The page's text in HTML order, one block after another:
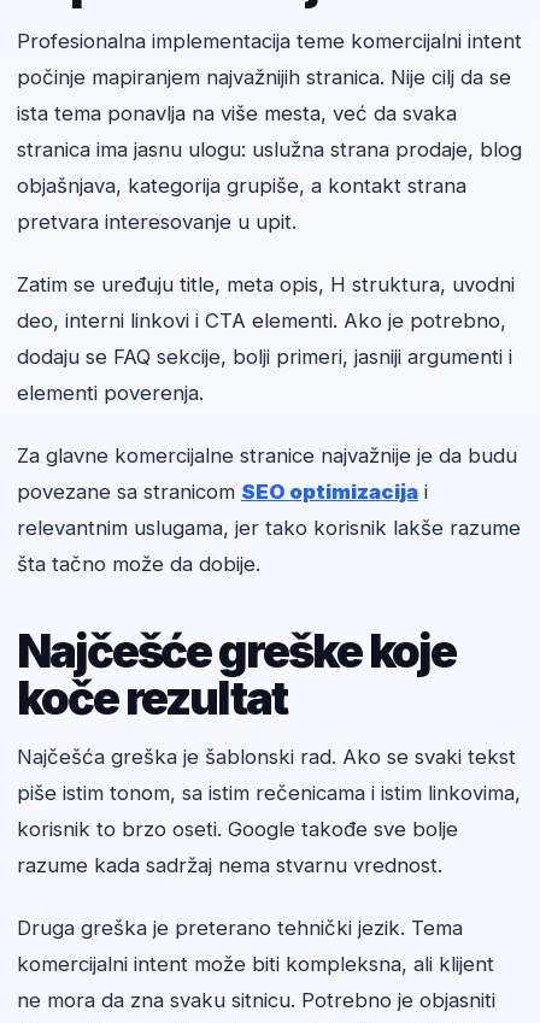
Profesionalna implementacija teme komercijalni intent
počinje mapiranjem najvažnijih stranica. Nije cilj da se
ista tema ponavlja na više mesta, već da svaka
stranica ima jasnu ulogu: uslužna strana prodaje, blog
objašnjava, kategorija grupiše, a kontakt strana
pretvara interesovanje u upit.
Zatim se uređuju title, meta opis, H struktura, uvodni
deo, interni linkovi i CTA elementi. Ako je potrebno,
dodaju se FAQ sekcije, bolji primeri, jasniji argumenti i
elementi poverenja.
Za glavne komercijalne stranice najvažnije je da budu
povezane sa stranicom SEO optimizacija i
relevantnim uslugama, jer tako korisnik lakše razume
šta tačno može da dobije.
Najčešće greške koje
koče rezultat
Najčešća greška je šablonski rad. Ako se svaki tekst
piše istim tonom, sa istim rečenicama i istim linkovima,
korisnik to brzo oseti. Google takođe sve bolje
razume kada sadržaj nema stvarnu vrednost.
Druga greška je preterano tehnički jezik. Tema
komercijalni intent može biti kompleksna, ali klijent
ne mora da zna svaku sitnicu. Potrebno je objasniti